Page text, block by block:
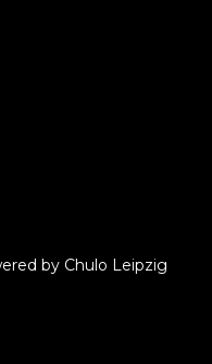
by Chulo Leipzig